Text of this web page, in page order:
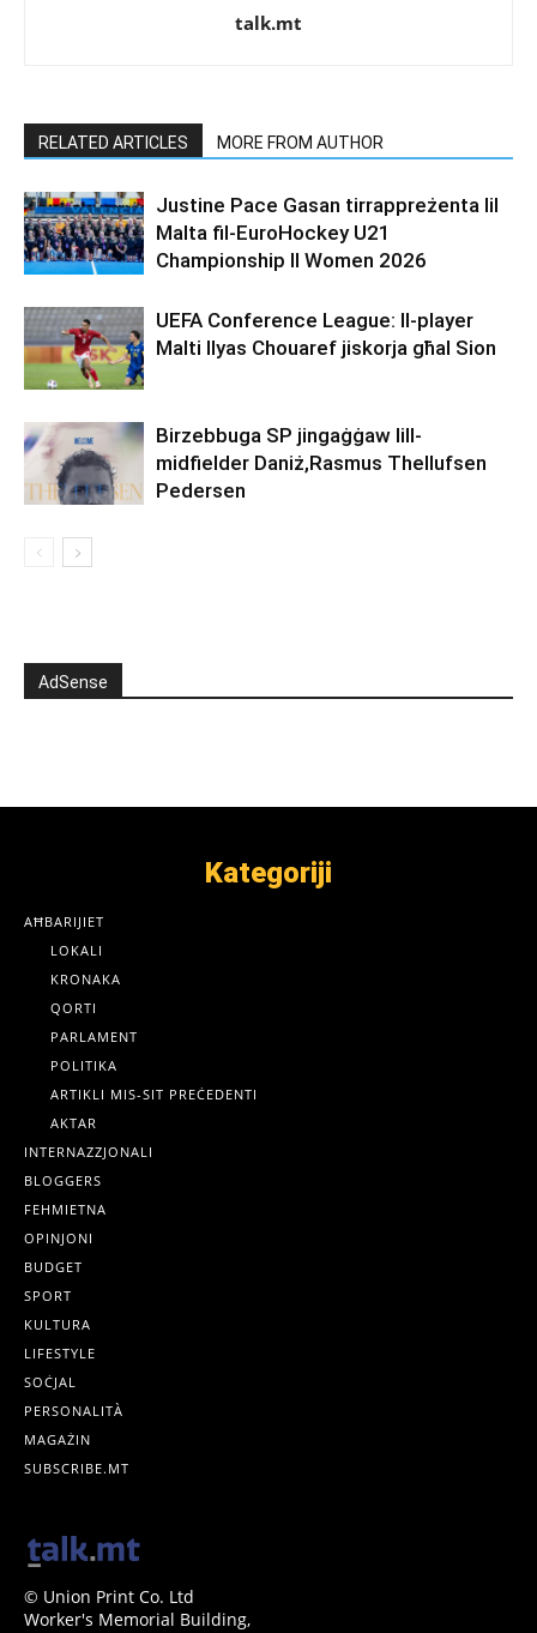
talk.mt
RELATED ARTICLES MORE FROM AUTHOR
Justine Pace Gasan tirrappreżenta lil
Malta fil-EuroHockey U21
Championship II Women 2026
UEFA Conference League: Il-player
Malti Ilyas Chouaref jiskorja għal Sion
Birzebbuga SP jingaġġaw lill-
midfielder Daniż,Rasmus Thellufsen
Pedersen
AdSense
Kategoriji
AĦBARIJIET
LOKALI
KRONAKA
QORTI
PARLAMENT
POLITIKA
ARTIKLI MIS-SIT PREĊEDENTI
AKTAR
INTERNAZZJONALI
BLOGGERS
FEHMIETNA
OPINJONI
BUDGET
SPORT
KULTURA
LIFESTYLE
SOĊJAL
PERSONALITÀ
MAGAŻIN
SUBSCRIBE.MT
© Union Print Co. Ltd
Worker's Memorial Building,